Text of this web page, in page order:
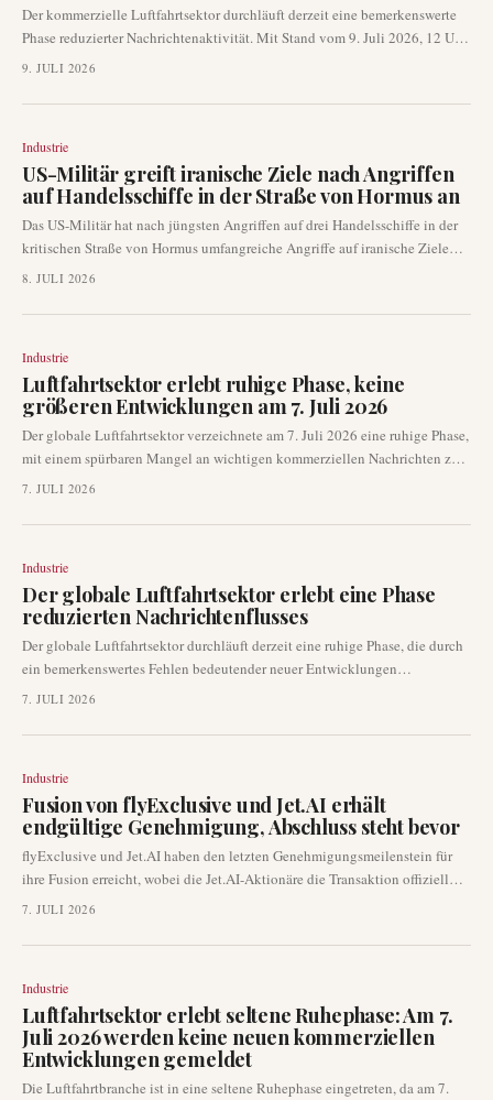
Der kommerzielle Luftfahrtsektor durchläuft derzeit eine bemerkenswerte
Phase reduzierter Nachrichtenaktivität. Mit Stand vom 9. Juli 2026, 12 Uhr
UTC, gibt es keine wesentlichen neuen Entwicklungen bezüglich des
regulatorischer Änderungen zu vermelden. Diese Flaute folgt einem Muster
9. JULI 2026
Industrie
US-Militär greift iranische Ziele nach Angriffen
auf Handelsschiffe in der Straße von Hormus an
Das US-Militär hat nach jüngsten Angriffen auf drei Handelsschiffe in der
kritischen Straße von Hormus umfangreiche Angriffe auf iranische Ziele
durchgeführt. Diese Aktionen, die laut Central Command darauf abzielen,
trotz eines kürzlich zwischen den beiden Nationen geschlossenen
8. JULI 2026
Industrie
Luftfahrtsektor erlebt ruhige Phase, keine
größeren Entwicklungen am 7. Juli 2026
Der globale Luftfahrtsektor verzeichnete am 7. Juli 2026 eine ruhige Phase,
mit einem spürbaren Mangel an wichtigen kommerziellen Nachrichten zu
Fluggesellschaften, Flughäfen oder Flugzeugen. Dies folgt einem breiteren
bestätigt frühere Anzeichen eines ruhigeren Nachrichtenzyklus.
Flottenänderungen oder größerer betrieblicher Verschiebungen fest.
7. JULI 2026
Industrie
Der globale Luftfahrtsektor erlebt eine Phase
reduzierten Nachrichtenflusses
Der globale Luftfahrtsektor durchläuft derzeit eine ruhige Phase, die durch
ein bemerkenswertes Fehlen bedeutender neuer Entwicklungen
gekennzeichnet ist. Jüngste Überprüfungen zeigen, dass keine größeren
Routen aufgetaucht sind. Diese Zusammenfassung spiegelt die
7. JULI 2026
Industrie
Fusion von flyExclusive und Jet.AI erhält
endgültige Genehmigung, Abschluss steht bevor
flyExclusive und Jet.AI haben den letzten Genehmigungsmeilenstein für
ihre Fusion erreicht, wobei die Jet.AI-Aktionäre die Transaktion offiziell
gebilligt haben. Die Unternehmen rechnen mit dem Abschluss der Fusion
Diese Entwicklung markiert einen wichtigen Schritt bei der Kombination
Datenplattformen.
7. JULI 2026
Industrie
Luftfahrtsektor erlebt seltene Ruhephase: Am 7.
Juli 2026 werden keine neuen kommerziellen
Entwicklungen gemeldet
Die Luftfahrtbranche ist in eine seltene Ruhephase eingetreten, da am 7.